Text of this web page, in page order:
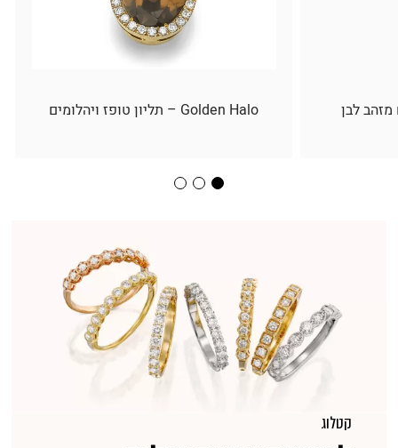
קטלוג
מזהב לבן Golden Halo – תליון טופז ויהלומים